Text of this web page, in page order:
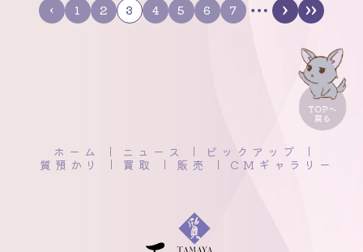
‹ 1 2 3 4 5 6 7
ホーム ニュース
ピックアップ
質預かり
買取 販売 CMギャラリー